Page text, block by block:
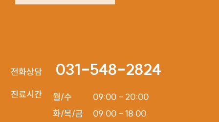
전화상담 031-548-2824
진료시간
월/수
화/목/금
09:00 - 20:00
09:00 - 18:00